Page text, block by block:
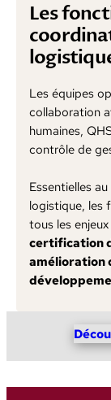
Les
Les équipes
collaboration
humaines,
contrôle de
Essentielles
logistique, les
tous les
certification
amélioration